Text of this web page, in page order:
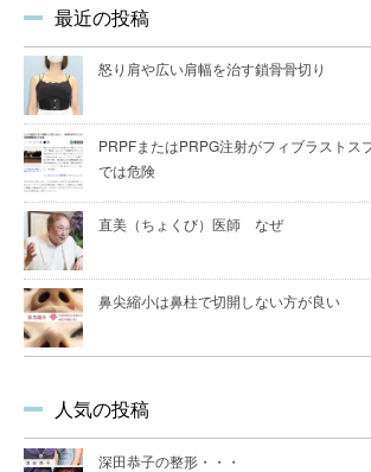
最近の投稿
怒り肩や広い肩幅を治す鎖骨骨切り
PRPFまたはPRPG注射がフィブラストス
では危険
直美（ちょくび）医師 なぜ
鼻尖縮小は鼻柱で切開しない方が良い
人気の投稿
深田恭子の整形・・・